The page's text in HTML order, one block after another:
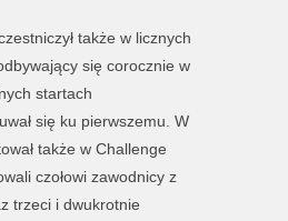
także w licznych
się corocznie w
startach
się ku pierwszemu. W
także w Challenge
czołowi zawodnicy z
trzeci i dwukrotnie